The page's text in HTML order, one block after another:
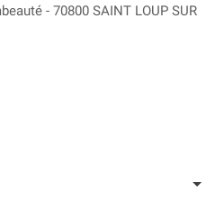
- 70800 SAINT LOUP SUR